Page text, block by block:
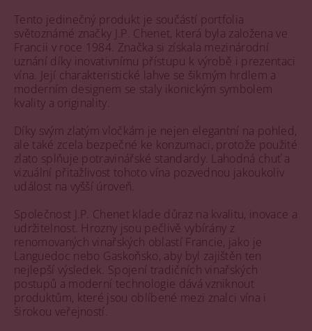
Tento jedinečný produkt je součástí portfolia
světoznámé značky J.P. Chenet, která byla založena ve
Francii v roce 1984. Značka si získala mezinárodní
uznání díky inovativnímu přístupu k výrobě i prezentaci
vína. Její charakteristické lahve se šikmým hrdlem a
moderním designem se staly ikonickým symbolem
kvality a originality.
Díky svým zlatým vločkám je nejen elegantní na pohled,
ale také zcela bezpečné ke konzumaci, protože použité
zlato splňuje potravinářské standardy. Lahodná chuť a
vizuální přitažlivost tohoto vína pozvednou jakoukoliv
událost na vyšší úroveň.
Společnost J.P. Chenet klade důraz na kvalitu, inovace a
udržitelnost. Hrozny jsou pečlivě vybírány z
renomovaných vinařských oblastí Francie, jako je
Languedoc nebo Gaskoňsko, aby byl zajištěn ten
nejlepší výsledek. Spojení tradičních vinařských
postupů a moderní technologie dává vzniknout
produktům, které jsou oblíbené mezi znalci vína i
širokou veřejností.